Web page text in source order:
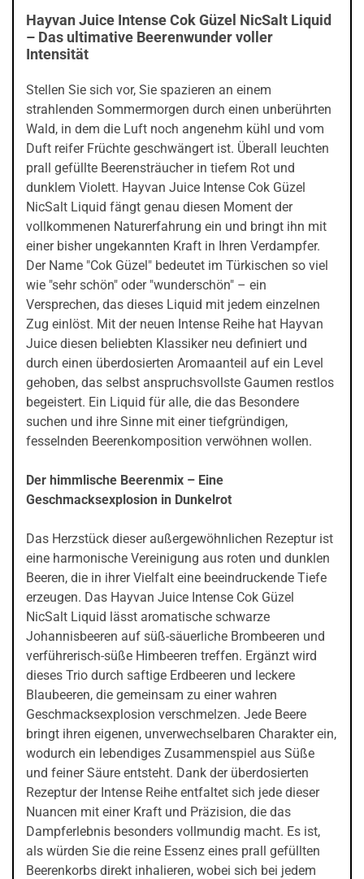
Hayvan Juice Intense Cok Güzel NicSalt Liquid
– Das ultimative Beerenwunder voller
Intensität
Stellen Sie sich vor, Sie spazieren an einem
strahlenden Sommermorgen durch einen unberührten
Wald, in dem die Luft noch angenehm kühl und vom
Duft reifer Früchte geschwängert ist. Überall leuchten
prall gefüllte Beerensträucher in tiefem Rot und
dunklem Violett. Hayvan Juice Intense Cok Güzel
NicSalt Liquid fängt genau diesen Moment der
vollkommenen Naturerfahrung ein und bringt ihn mit
einer bisher ungekannten Kraft in Ihren Verdampfer.
Der Name "Cok Güzel" bedeutet im Türkischen so viel
wie "sehr schön" oder "wunderschön" – ein
Versprechen, das dieses Liquid mit jedem einzelnen
Zug einlöst. Mit der neuen Intense Reihe hat Hayvan
Juice diesen beliebten Klassiker neu definiert und
durch einen überdosierten Aromaanteil auf ein Level
gehoben, das selbst anspruchsvollste Gaumen restlos
begeistert. Ein Liquid für alle, die das Besondere
suchen und ihre Sinne mit einer tiefgründigen,
fesselnden Beerenkomposition verwöhnen wollen.
Der himmlische Beerenmix – Eine
Geschmacksexplosion in Dunkelrot
Das Herzstück dieser außergewöhnlichen Rezeptur ist
eine harmonische Vereinigung aus roten und dunklen
Beeren, die in ihrer Vielfalt eine beeindruckende Tiefe
erzeugen. Das Hayvan Juice Intense Cok Güzel
NicSalt Liquid lässt aromatische schwarze
Johannisbeeren auf süß-säuerliche Brombeeren und
verführerisch-süße Himbeeren treffen. Ergänzt wird
dieses Trio durch saftige Erdbeeren und leckere
Blaubeeren, die gemeinsam zu einer wahren
Geschmacksexplosion verschmelzen. Jede Beere
bringt ihren eigenen, unverwechselbaren Charakter ein,
wodurch ein lebendiges Zusammenspiel aus Süße
und feiner Säure entsteht. Dank der überdosierten
Rezeptur der Intense Reihe entfaltet sich jede dieser
Nuancen mit einer Kraft und Präzision, die das
Dampferlebnis besonders vollmundig macht. Es ist,
als würden Sie die reine Essenz eines prall gefüllten
Beerenkorbs direkt inhalieren, wobei sich bei jedem